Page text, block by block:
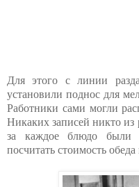
Для этого с линии
установили поднос для
Работники сами могли
Никаких записей никто из
за каждое блюдо были
посчитать стоимость обеда